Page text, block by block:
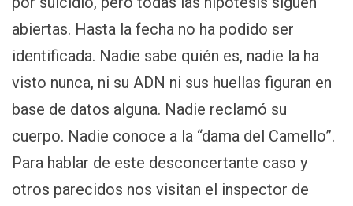
abiertas. Hasta la fecha no ha podido ser
identificada. Nadie sabe quién es, nadie la ha
visto nunca, ni su ADN ni sus huellas figuran en
base de datos alguna. Nadie reclamó su
cuerpo. Nadie conoce a la “dama del Camello”.
Para hablar de este desconcertante caso y
otros parecidos nos visitan el inspector de